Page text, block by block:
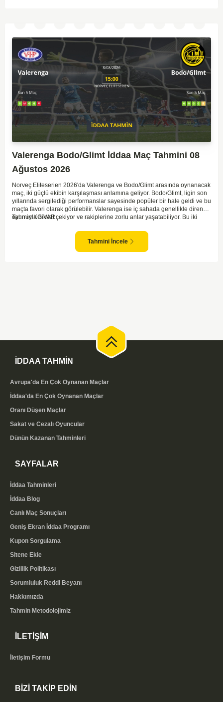
Valerenga Bodo/Glimt İddaa Maç Tahmini 08
Ağustos 2026
Norveç Eliteserien 2026'da Valerenga ve Bodo/Glimt arasında oynanacak
maç, iki güçlü ekibin karşılaşması anlamına geliyor. Bodo/Glimt, ligin son
yıllarında sergilediği performanslar sayesinde popüler bir hale geldi ve bu
maçta favori olarak görülebilir. Valerenga ise iç sahada genellikle dirençli
oyunuyla dikkat çekiyor ve rakiplerine zorlu anlar yaşatabiliyor. Bu iki
karşılaşmalara tanık olabiliyoruz. Taraftar desteğini arkasına alarak
sahasında etkili performans sergileyen Valerenga, Bodo/Glimt karşısında
gol bulmakta zorlanmayabilir. Aynı şekilde, Bodo/Glimt'in de hücum gücü
Tahmin KG VAR
Tahmini İncele
İDDAA TAHMİN
Avrupa'da En Çok Oynanan Maçlar
İddaa'da En Çok Oynanan Maçlar
Oranı Düşen Maçlar
Sakat ve Cezalı Oyuncular
Dünün Kazanan Tahminleri
SAYFALAR
İddaa Tahminleri
İddaa Blog
Canlı Maç Sonuçları
Geniş Ekran İddaa Programı
Kupon Sorgulama
Sitene Ekle
Gizlilik Politikası
Sorumluluk Reddi Beyanı
Hakkımızda
Tahmin Metodolojimiz
İLETİŞİM
İletişim Formu
BİZİ TAKİP EDİN